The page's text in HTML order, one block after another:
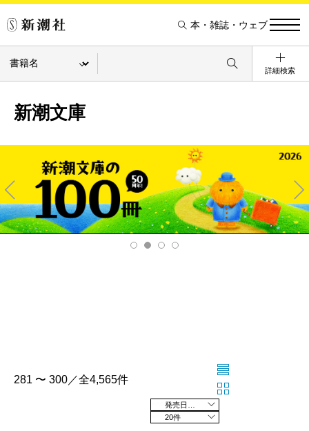
本・雑誌・ウェブ
詳細検索
新潮文庫
Pre
v
Ne
xt
281 〜 300／全4,565件
20件